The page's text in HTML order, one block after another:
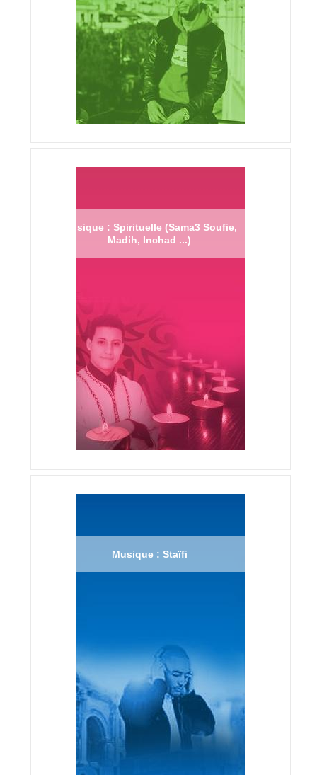
Musique : Spirituelle (Sama3 Soufie,
Madih, Inchad ...)
Musique : Staïfi